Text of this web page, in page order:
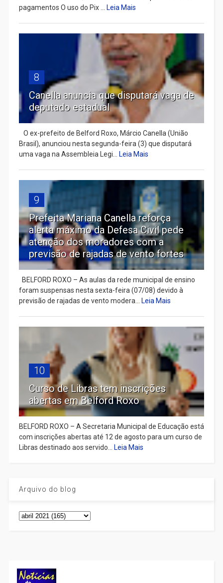
pagamentos O uso do Pix ...
Leia Mais
8
Canella anuncia que disputará vaga de
deputado estadual
​ O ex-prefeito de Belford Roxo, Márcio Canella (União
Brasil), anunciou nesta segunda-feira (3) que disputará
uma vaga na Assembleia Legi...
Leia Mais
9
Prefeita Mariana Canella reforça
alerta máximo da Defesa Civil pede
atenção dos moradores com a
previsão de rajadas de vento fortes
BELFORD ROXO – As aulas da rede municipal de ensino
foram suspensas nesta sexta-feira (07/08) devido à
previsão de rajadas de vento modera...
Leia Mais
10
Curso de Libras tem inscrições
abertas em Belford Roxo
BELFORD ROXO – A Secretaria Municipal de Educação está
com inscrições abertas até 12 de agosto para um curso de
Libras destinado aos servido...
Leia Mais
Arquivo do blog